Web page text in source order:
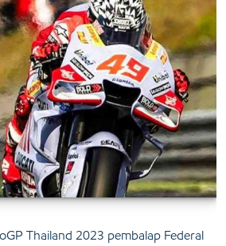
Thailand 2023 pembalap Federal